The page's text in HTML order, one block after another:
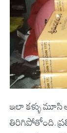
ఇలా కళ్ళు మూసి
తిరిగిపోతోంది.